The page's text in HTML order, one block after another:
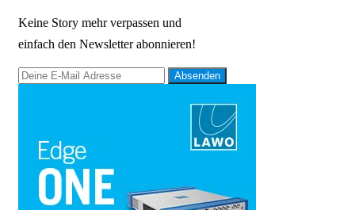
Keine Story mehr verpassen und
einfach den Newsletter abonnieren!